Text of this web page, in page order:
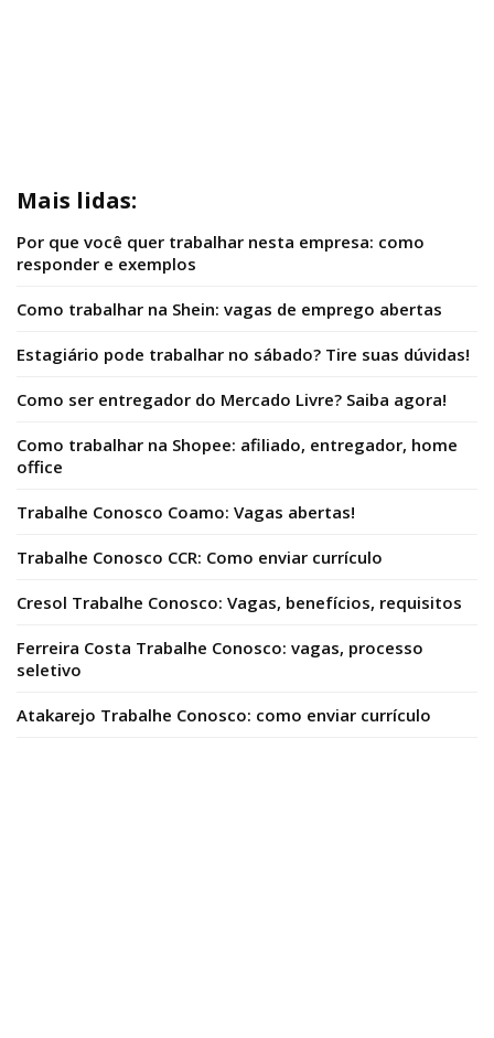
Mais lidas:
Por que você quer trabalhar nesta empresa: como
responder e exemplos
Como trabalhar na Shein: vagas de emprego abertas
Estagiário pode trabalhar no sábado? Tire suas dúvidas!
Como ser entregador do Mercado Livre? Saiba agora!
Como trabalhar na Shopee: afiliado, entregador, home
office
Trabalhe Conosco Coamo: Vagas abertas!
Trabalhe Conosco CCR: Como enviar currículo
Cresol Trabalhe Conosco: Vagas, benefícios, requisitos
Ferreira Costa Trabalhe Conosco: vagas, processo
seletivo
Atakarejo Trabalhe Conosco: como enviar currículo